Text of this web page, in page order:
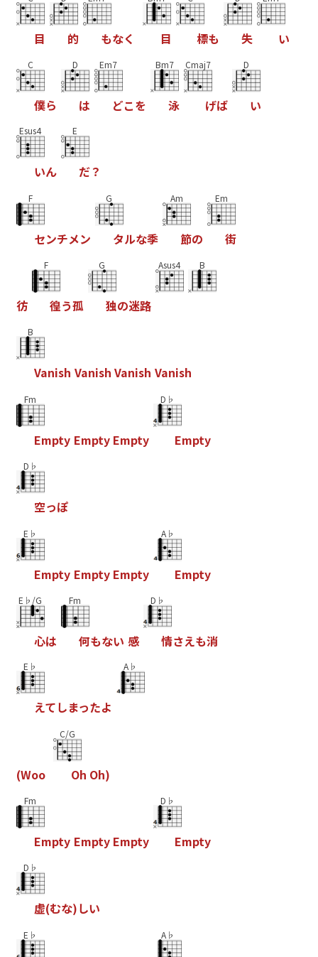
目 的 もなく 目 標も 失 い
C
僕ら
D
は
Em7
どこを
Bm7
泳
Cmaj7
げば
D
い
Esus4
いん
E
だ？
F
センチメン
G
タルな季
Am
節の
Em
街
彷
F
徨う孤
G
独の迷路
Asus4 B
B
Vanish Vanish Vanish Vanish
Fm
Empty Empty Empty
D♭
Empty
D♭
空っぽ
E♭
Empty Empty Empty
A♭
Empty
E♭/G
心は
Fm
何もない 感
D♭
情さえも消
E♭
えてしまったよ
A♭
(Woo
C/G
Oh Oh)
Fm
Empty Empty Empty
D♭
Empty
D♭
虚(むな)しい
E♭ A♭